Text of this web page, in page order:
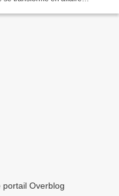
portail Overblog